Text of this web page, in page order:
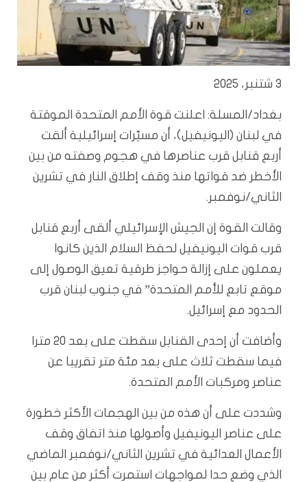
3 شتنبر، 2025
بغداد/المسلة: اعلنت قوة الأمم المتحدة الموقتة
في لبنان (اليونيفيل)، أن مسيّرات إسرائيلية ألقت
أربع قنابل قرب عناصرها في هجوم وصفته من بين
الأخطر ضد قواتها منذ وقف إطلاق النار في تشرين
الثاني/نوفمبر.
وقالت القوة إن الجيش الإسرائيلي ألقى أربع قنابل
قرب قوات اليونيفيل لحفظ السلام الذين كانوا
يعملون على إزالة حواجز طرقية تعيق الوصول إلى
موقع تابع للأمم المتحدة” في جنوب لبنان قرب
الحدود مع إسرائيل.
وأضافت أن إحدى القنابل سقطت على بعد 20 مترا
فيما سقطت ثلاث على بعد مئة متر تقريبا عن
عناصر ومركبات الأمم المتحدة.
وشددت على أن هذه من بين الهجمات الأكثر خطورة
على عناصر اليونيفيل وأصولها منذ اتفاق وقف
الأعمال العدائية في تشرين الثاني/نوفمبر الماضي
الذي وضع حدا لمواجهات استمرت أكثر من عام بين